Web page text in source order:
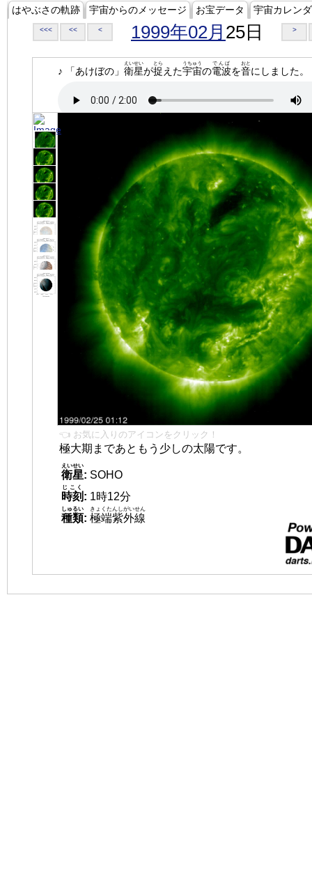
はやぶさの軌跡 宇宙からのメッセージ お宝データ 宇宙カレン
<<< << < 1999年02月 25日 >
♪ 「あけぼの」 衛星
えいせい
が捉
とら
えた宇宙
うちゅう
の電波
でんぱ
を音
おと
にしました。
👈 お気に入りのアイコンをクリック！
極大期まであともう少しの太陽です。
衛星
えいせい
: SOHO
時刻
じこく
: 1時12分
種類
しゅるい
: 極端紫外線
きょくたんしがいせん